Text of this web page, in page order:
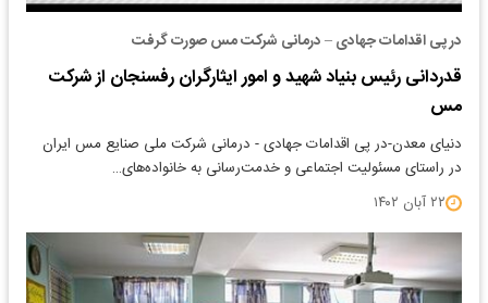
در پی اقدامات جهادی – درمانی شرکت مس صورت گرفت
قدردانی رئیس بنیاد شهید و امور ایثارگران رفسنجان از شرکت
مس
دنیای معدن-در پی اقدامات جهادی - درمانی شرکت ملی صنایع مس ایران
در راستای مسئولیت اجتماعی و خدمت‌رسانی به خانواده‌های…
۲۲ آبان ۱۴۰۲